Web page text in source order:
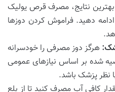
بهترین نتایج، مصرف قرص یولیک
دهید. فراموش کردن دوزها
هرگز دوز مصرفی را خودسرانه
شده بر اساس نیازهای عمومی
نظر پزشک باشد.
کافی آب مصرف کنید تا از بلع